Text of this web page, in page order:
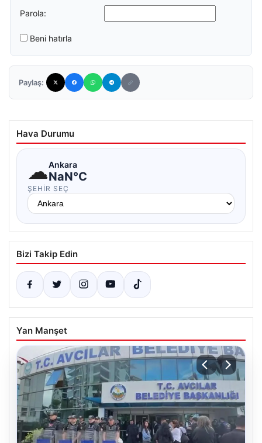
Parola:
Beni hatırla
Paylaş:
Hava Durumu
☁Ankara
NaN°C
ŞEHIR SEÇ
Bizi Takip Edin
Yan Manşet